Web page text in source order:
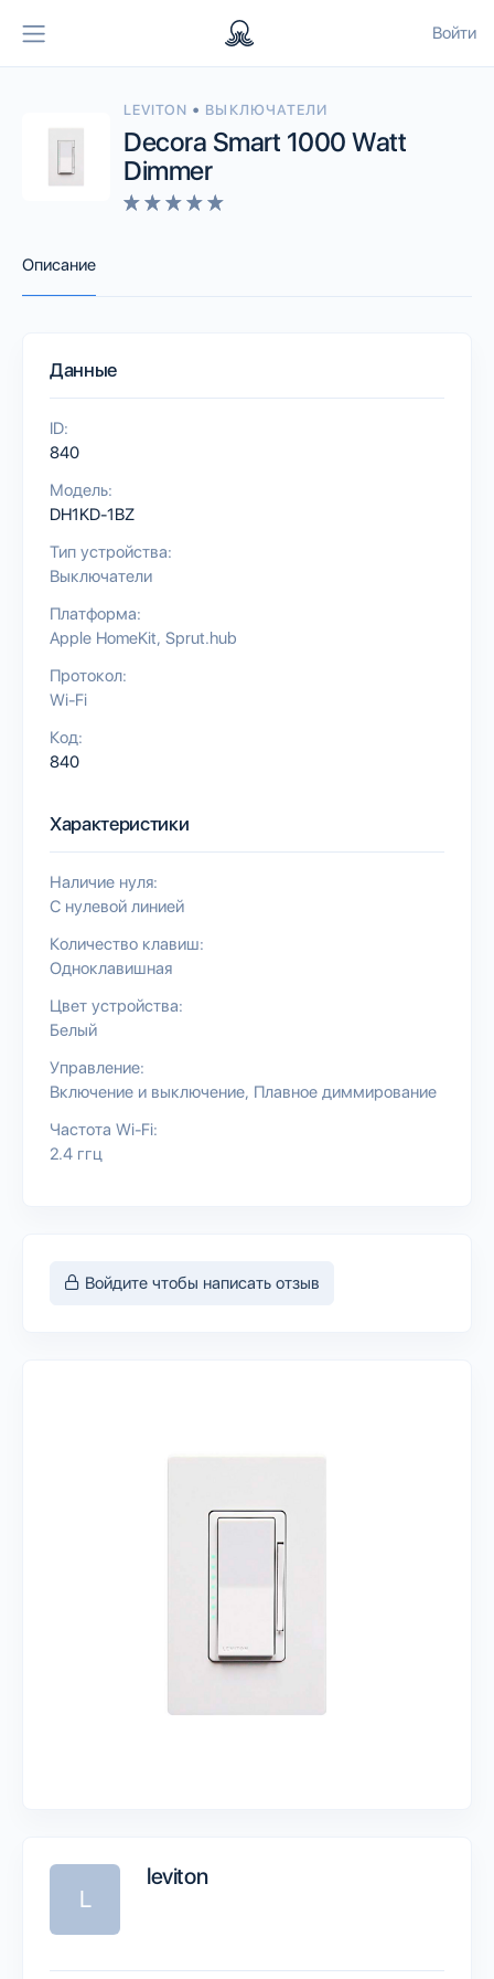
Войти
LEVITON • ВЫКЛЮЧАТЕЛИ
Decora Smart 1000 Watt
Dimmer
Описание
Данные
ID:
840
Модель:
DH1KD-1BZ
Тип устройства:
Выключатели
Платформа:
Apple HomeKit Sprut.hub
Протокол:
Wi-Fi
Код:
840
Характеристики
Наличие нуля:
С нулевой линией
Количество клавиш:
Одноклавишная
Цвет устройства:
Белый
Управление:
Включение и выключение Плавное диммирование
Частота Wi-Fi:
2.4 ггц
Войдите чтобы написать отзыв
L
leviton